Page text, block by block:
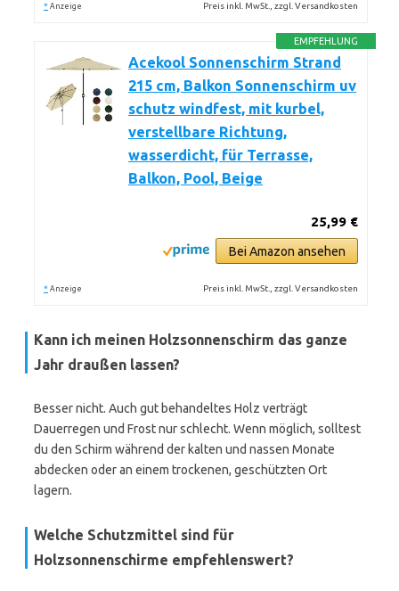
* Anzeige Preis inkl. MwSt., zzgl. Versandkosten
EMPFEHLUNG
Acekool Sonnenschirm Strand
215 cm, Balkon Sonnenschirm uv
schutz windfest, mit kurbel,
verstellbare Richtung,
wasserdicht, für Terrasse,
Balkon, Pool, Beige
25,99 €
Bei Amazon ansehen
* Anzeige Preis inkl. MwSt., zzgl. Versandkosten
Kann ich meinen Holzsonnenschirm das ganze
Jahr draußen lassen?
Besser nicht. Auch gut behandeltes Holz verträgt
Dauerregen und Frost nur schlecht. Wenn möglich, solltest
du den Schirm während der kalten und nassen Monate
abdecken oder an einem trockenen, geschützten Ort
lagern.
Welche Schutzmittel sind für
Holzsonnenschirme empfehlenswert?